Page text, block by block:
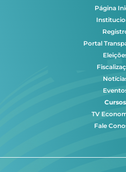
Página
Portal
Cursos
TV
Fale